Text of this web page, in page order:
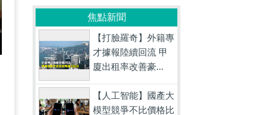
焦點新聞
【打臉羅奇】外籍專
才據報陸續回流 甲
廈出租率改善豪...
【人工智能】國產大
模型競爭不比價格比